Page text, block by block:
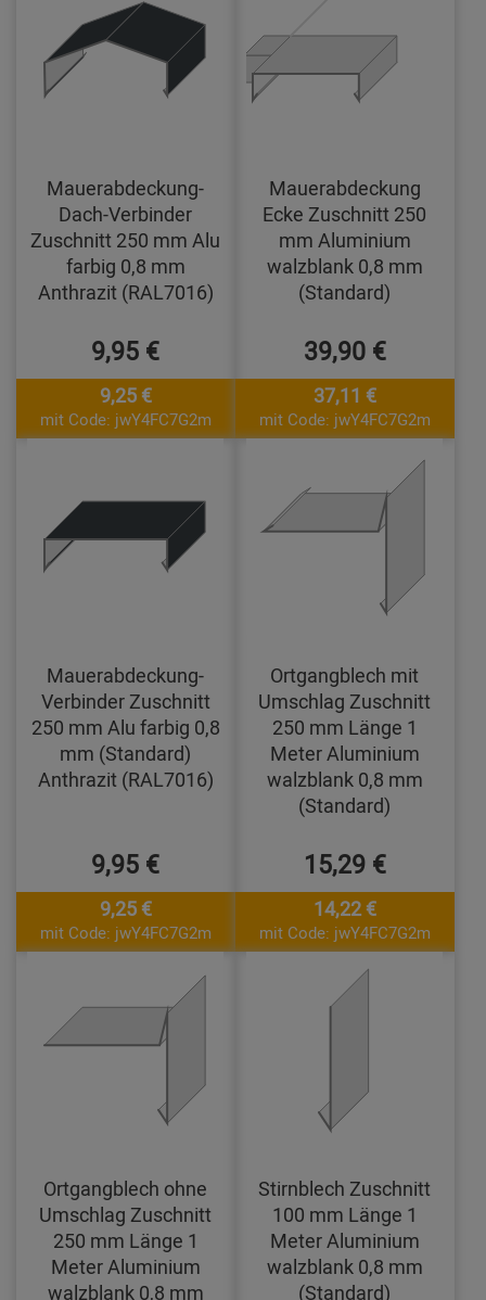
Mauerabdeckung-
Dach-Verbinder
Zuschnitt 250 mm Alu
farbig 0,8 mm
Anthrazit (RAL7016)
9,95 €
9,25 €
mit Code: jwY4FC7G2m
Mauerabdeckung
Ecke Zuschnitt 250
mm Aluminium
walzblank 0,8 mm
(Standard)
39,90 €
37,11 €
mit Code: jwY4FC7G2m
Mauerabdeckung-
Verbinder Zuschnitt
250 mm Alu farbig 0,8
mm (Standard)
Anthrazit (RAL7016)
9,95 €
9,25 €
mit Code: jwY4FC7G2m
Ortgangblech mit
Umschlag Zuschnitt
250 mm Länge 1
Meter Aluminium
walzblank 0,8 mm
(Standard)
15,29 €
14,22 €
mit Code: jwY4FC7G2m
Ortgangblech ohne
Umschlag Zuschnitt
250 mm Länge 1
Meter Aluminium
walzblank 0,8 mm
Stirnblech Zuschnitt
100 mm Länge 1
Meter Aluminium
walzblank 0,8 mm
(Standard)